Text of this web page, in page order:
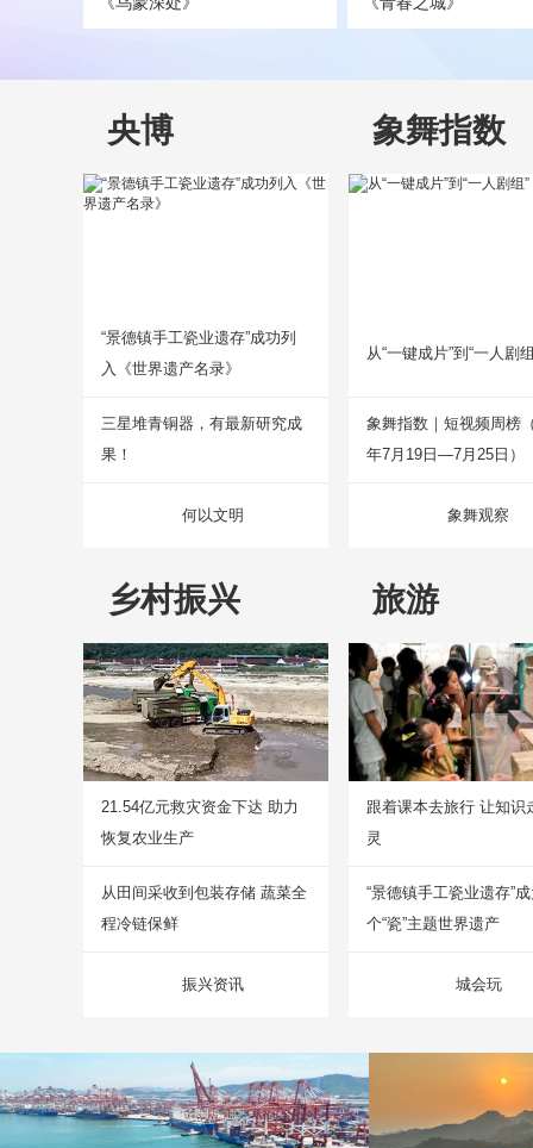
央博
“景德镇手工瓷业遗存”成功列
入《世界遗产名录》
三星堆青铜器，有最新研究成
果！
何以文明
象舞指数
从“一键成片”到“一人剧
象舞指数｜短视频周榜
年7月19日—7月25日）
象舞观察
乡村振兴
21.54亿元救灾资金下达 助力
恢复农业生产
从田间采收到包装存储 蔬菜全
程冷链保鲜
振兴资讯
旅游
跟着课本去旅行 让知识
灵
“景德镇手工瓷业遗存”
个“瓷”主题世界遗产
城会玩